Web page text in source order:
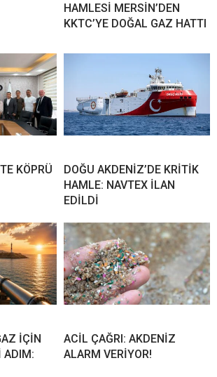
HAMLESİ MERSİN’DEN
KKTC’YE DOĞAL GAZ HATTI
KÖPRÜ
DOĞU AKDENİZ’DE KRİTİK
HAMLE: NAVTEX İLAN
EDİLDİ
İÇİN
ADIM:
ACİL ÇAĞRI: AKDENİZ
ALARM VERİYOR!